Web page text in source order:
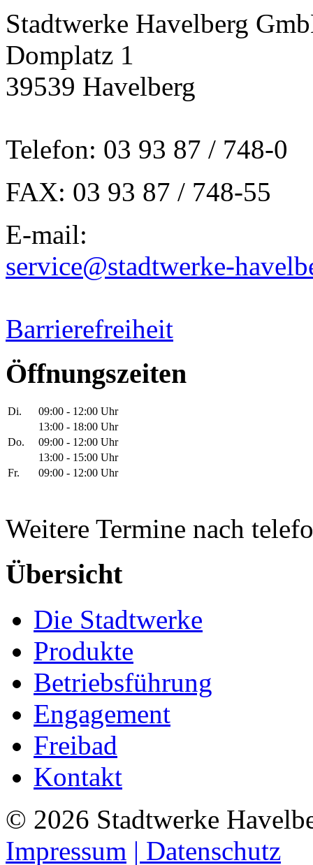
Stadtwerke Havelberg
Domplatz 1
39539 Havelberg
Telefon: 03 93 87 / 748-0
FAX: 03 93 87 / 748-55
E-mail:
service@stadtwerke-
Barrierefreiheit
Öffnungszeiten
Di.
09:00 - 12:00 Uhr
13:00 - 18:00 Uhr
Do.
09:00 - 12:00 Uhr
13:00 - 15:00 Uhr
Fr.
09:00 - 12:00 Uhr
Weitere Termine nach
Übersicht
Die Stadtwerke
Produkte
Betriebsführung
Engagement
Freibad
Kontakt
© 2026 Stadtwerke
Impressum | Datenschutz